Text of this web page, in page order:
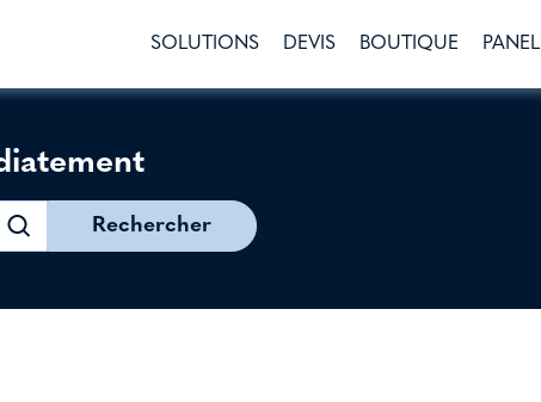
SOLUTIONS DEVIS BOUTIQUE PANEL
Rechercher